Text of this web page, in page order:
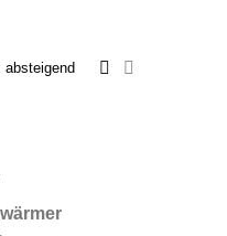
gewählt werden